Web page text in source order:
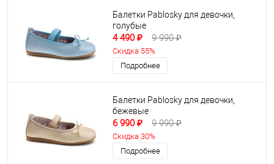
Балетки Pablosky для девочки,
голубые
4 490 ₽ 9 990 ₽
Скидка 55%
Подробнее
Балетки Pablosky для девочки,
бежевые
6 990 ₽ 9 990 ₽
Скидка 30%
Подробнее